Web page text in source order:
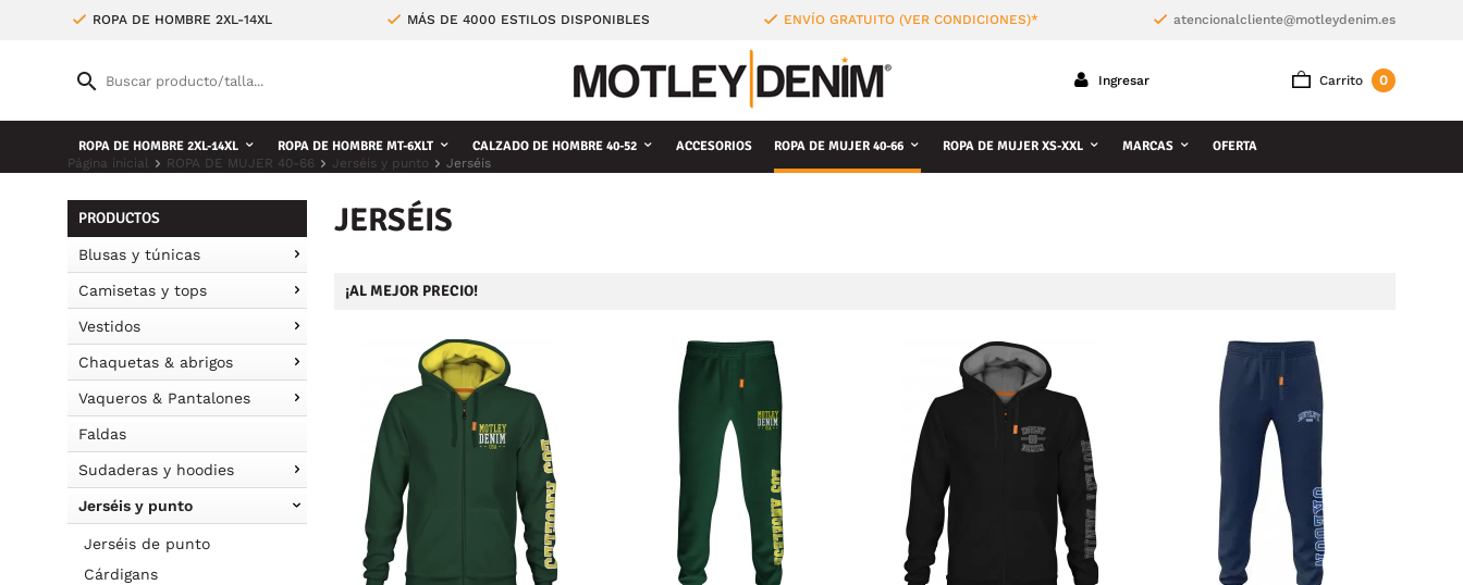
ROPA DE HOMBRE 2XL-14XL MÁS DE 4000 ESTILOS DISPONIBLES ENVÍO GRATUITO (VER CONDICIONES)* atencionalcliente@motleydenim.es
Carrito 0
Ingresar
ROPA DE HOMBRE 2XL-14XL ROPA DE HOMBRE MT-6XLT CALZADO DE HOMBRE 40-52 ACCESORIOS ROPA DE MUJER 40-66 ROPA DE MUJER XS-XXL MARCAS OFERTA
Página inicial ROPA DE MUJER 40-66 Jerséis y punto Jerséis
PRODUCTOS
Blusas y túnicas
Camisetas y tops
Vestidos
Chaquetas & abrigos
Vaqueros & Pantalones
Faldas
Sudaderas y hoodies
Jerséis y punto
Jerséis de punto
Cárdigans
JERSÉIS
¡AL MEJOR PRECIO!